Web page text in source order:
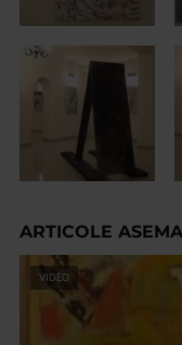
ARTICOLE
VIDEO